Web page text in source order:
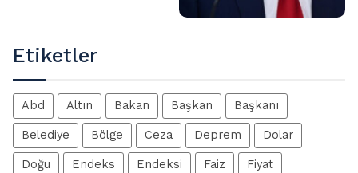
Etiketler
Abd Altın Bakan Başkan Başkanı
Belediye Bölge Ceza Deprem Dolar
Doğu Endeks Endeksi Faiz Fiyat